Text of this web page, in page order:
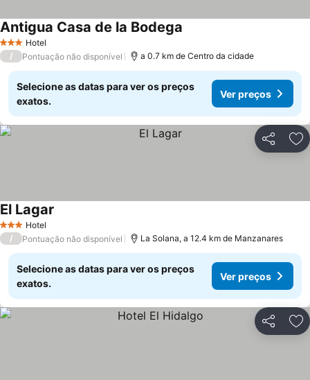
3 EstrelasHotel
Antigua Casa de la Bodega
/ Pontuação não disponível a 0.7 km de Centro da cidade
Selecione as datas para ver os preços
exatos.
Ver preços
Partilhar
3 EstrelasHotel
El Lagar
/ Pontuação não disponível La Solana, a 12.4 km de Manzanares
Selecione as datas para ver os preços
exatos.
Ver preços
Partilhar